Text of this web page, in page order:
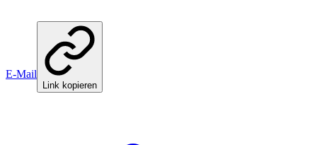
E-Mail
Link kopieren